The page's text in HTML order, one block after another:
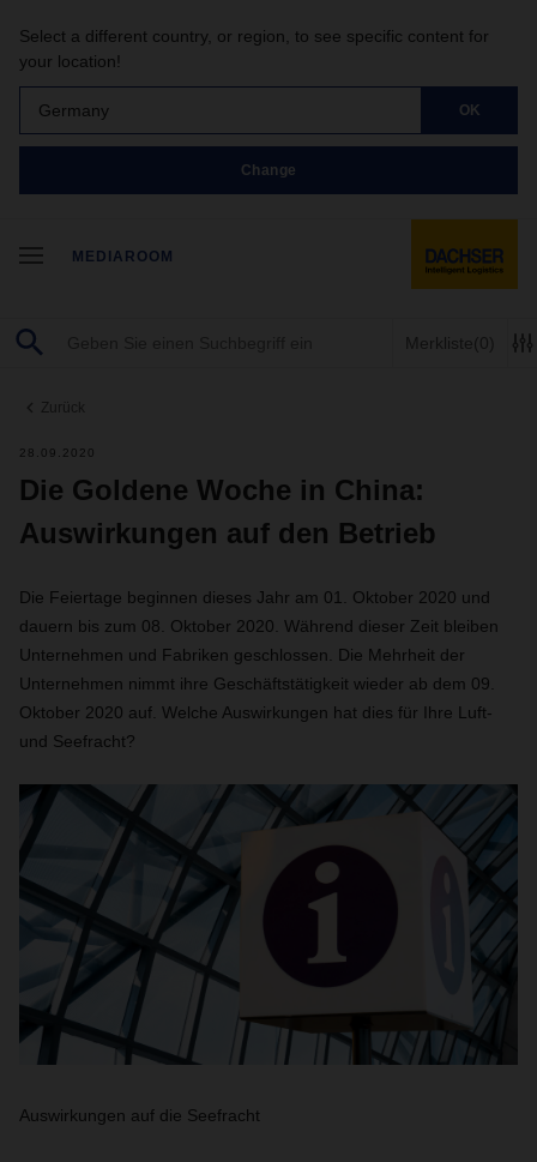
Select a different country, or region, to see specific content for
your location!
Germany OK
Change
MEDIAROOM
Merkliste(0)
Zurück
28.09.2020
Die Goldene Woche in China:
Auswirkungen auf den Betrieb
Die Feiertage beginnen dieses Jahr am 01. Oktober 2020 und
dauern bis zum 08. Oktober 2020. Während dieser Zeit bleiben
Unternehmen und Fabriken geschlossen. Die Mehrheit der
Unternehmen nimmt ihre Geschäftstätigkeit wieder ab dem 09.
Oktober 2020 auf. Welche Auswirkungen hat dies für Ihre Luft-
und Seefracht?
Auswirkungen auf die Seefracht